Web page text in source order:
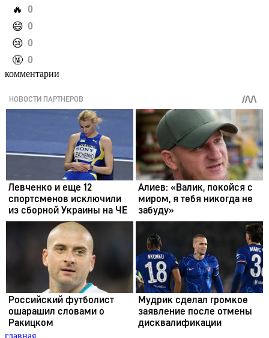
️🔥 0
️😄 0
️😢 0
️🤬 0
комментарии
главная